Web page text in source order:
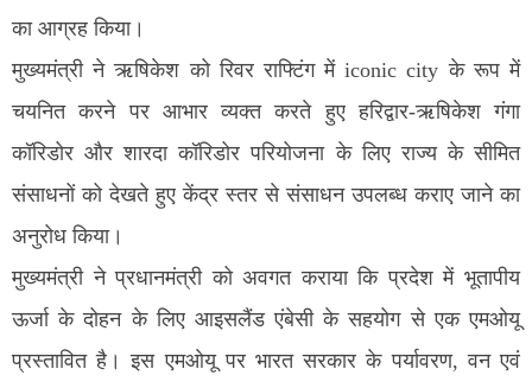
का आग्रह किया।
मुख्यमंत्री ने ऋषिकेश को रिवर राफ्टिंग में iconic city के रूप में
चयनित करने पर आभार व्यक्त करते हुए हरिद्वार-ऋषिकेश गंगा
कॉरिडोर और शारदा कॉरिडोर परियोजना के लिए राज्य के सीमित
संसाधनों को देखते हुए केंद्र स्तर से संसाधन उपलब्ध कराए जाने का
अनुरोध किया।
मुख्यमंत्री ने प्रधानमंत्री को अवगत कराया कि प्रदेश में भूतापीय
ऊर्जा के दोहन के लिए आइसलैंड एंबेसी के सहयोग से एक एमओयू
प्रस्तावित है। इस एमओयू पर भारत सरकार के पर्यावरण, वन एवं